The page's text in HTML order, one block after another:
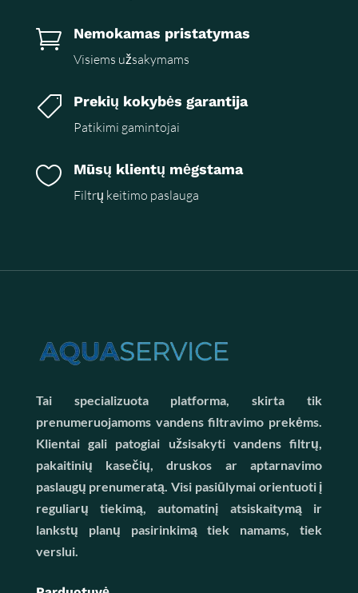
 Nemokamas pristatymas
Visiems užsakymams
 Prekių kokybės garantija
Patikimi gamintojai
 Mūsų klientų mėgstama
Filtrų keitimo paslauga
Tai specializuota platforma, skirta tik
prenumeruojamoms vandens filtravimo prekėms.
Klientai gali patogiai užsisakyti vandens filtrų,
pakaitinių kasečių, druskos ar aptarnavimo
paslaugų prenumeratą. Visi pasiūlymai orientuoti į
reguliarų tiekimą, automatinį atsiskaitymą ir
lankstų planų pasirinkimą tiek namams, tiek
verslui.